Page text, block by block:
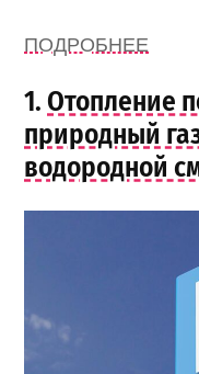
ПОДРОБНЕЕ
1.Отопление
природный
водородной